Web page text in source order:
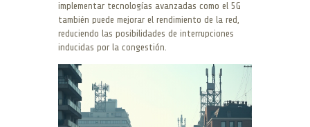
implementar tecnologías avanzadas como el 5G
también puede mejorar el rendimiento de la red,
reduciendo las posibilidades de interrupciones
inducidas por la congestión.